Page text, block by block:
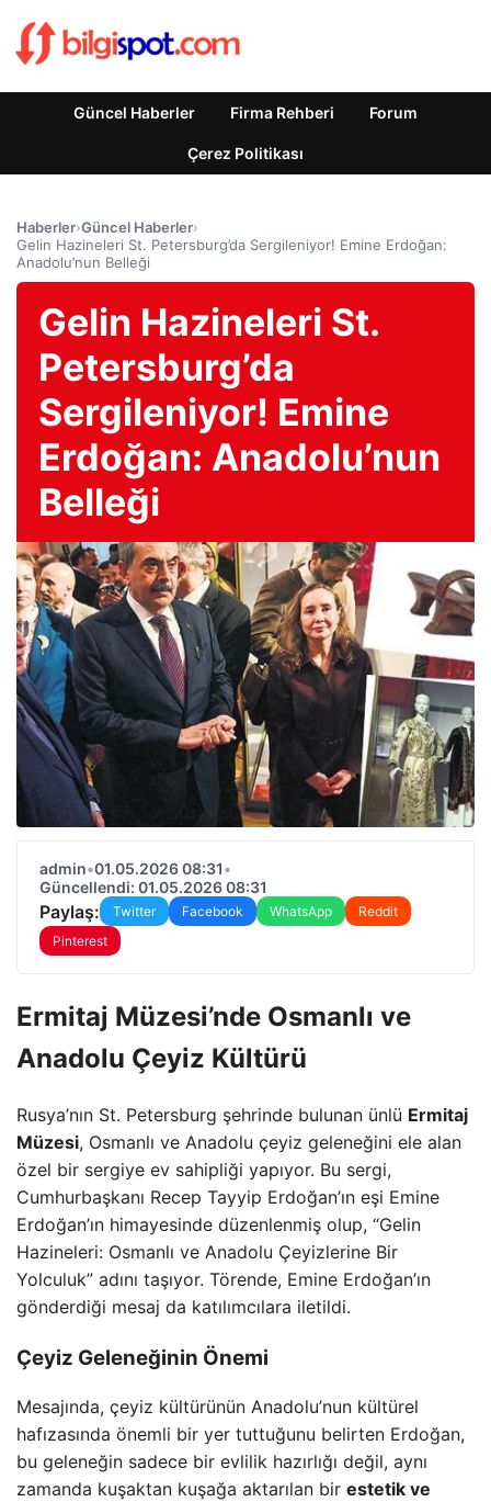
Güncel Haberler Firma Rehberi Forum
Çerez Politikası
Haberler›Güncel Haberler›
Gelin Hazineleri St. Petersburg’da Sergileniyor! Emine Erdoğan:
Anadolu’nun Belleği
Gelin Hazineleri St.
Petersburg’da
Sergileniyor! Emine
Erdoğan: Anadolu’nun
Belleği
admin•01.05.2026 08:31•
Güncellendi: 01.05.2026 08:31
Paylaş: Twitter Facebook WhatsApp
Reddit
Pinterest
Ermitaj Müzesi’nde Osmanlı ve
Anadolu Çeyiz Kültürü
Rusya’nın St. Petersburg şehrinde bulunan ünlü Ermitaj
Müzesi, Osmanlı ve Anadolu çeyiz geleneğini ele alan
özel bir sergiye ev sahipliği yapıyor. Bu sergi,
Cumhurbaşkanı Recep Tayyip Erdoğan’ın eşi Emine
Erdoğan’ın himayesinde düzenlenmiş olup, “Gelin
Hazineleri: Osmanlı ve Anadolu Çeyizlerine Bir
Yolculuk” adını taşıyor. Törende, Emine Erdoğan’ın
gönderdiği mesaj da katılımcılara iletildi.
Çeyiz Geleneğinin Önemi
Mesajında, çeyiz kültürünün Anadolu’nun kültürel
hafızasında önemli bir yer tuttuğunu belirten Erdoğan,
bu geleneğin sadece bir evlilik hazırlığı değil, aynı
zamanda kuşaktan kuşağa aktarılan bir estetik ve